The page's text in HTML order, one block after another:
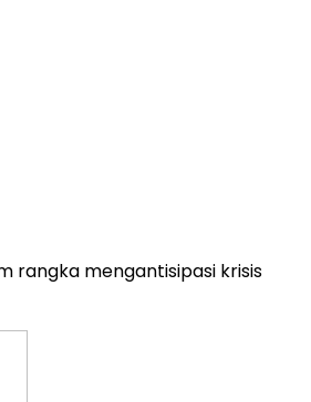
rangka mengantisipasi krisis